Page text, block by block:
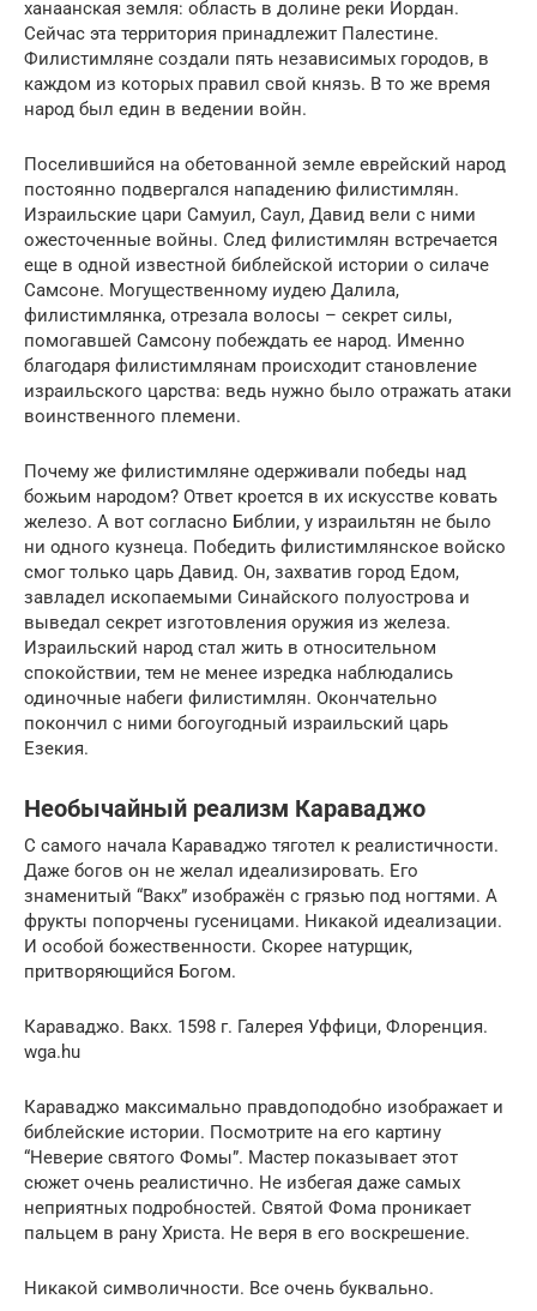
ханаанская земля: область в долине реки Иордан.
Сейчас эта территория принадлежит Палестине.
Филистимляне создали пять независимых городов, в
каждом из которых правил свой князь. В то же время
народ был един в ведении войн.
Поселившийся на обетованной земле еврейский народ
постоянно подвергался нападению филистимлян.
Израильские цари Самуил, Саул, Давид вели с ними
ожесточенные войны. След филистимлян встречается
еще в одной известной библейской истории о силаче
Самсоне. Могущественному иудею Далила,
филистимлянка, отрезала волосы – секрет силы,
помогавшей Самсону побеждать ее народ. Именно
благодаря филистимлянам происходит становление
израильского царства: ведь нужно было отражать атаки
воинственного племени.
Почему же филистимляне одерживали победы над
божьим народом? Ответ кроется в их искусстве ковать
железо. А вот согласно Библии, у израильтян не было
ни одного кузнеца. Победить филистимлянское войско
смог только царь Давид. Он, захватив город Едом,
завладел ископаемыми Синайского полуострова и
выведал секрет изготовления оружия из железа.
Израильский народ стал жить в относительном
спокойствии, тем не менее изредка наблюдались
одиночные набеги филистимлян. Окончательно
покончил с ними богоугодный израильский царь
Езекия.
Необычайный реализм Караваджо
С самого начала Караваджо тяготел к реалистичности.
Даже богов он не желал идеализировать. Его
знаменитый “Вакх” изображён с грязью под ногтями. А
фрукты попорчены гусеницами. Никакой идеализации.
И особой божественности. Скорее натурщик,
притворяющийся Богом.
Караваджо. Вакх. 1598 г. Галерея Уффици, Флоренция.
wga.hu
Караваджо максимально правдоподобно изображает и
библейские истории. Посмотрите на его картину
“Неверие святого Фомы”. Мастер показывает этот
сюжет очень реалистично. Не избегая даже самых
неприятных подробностей. Святой Фома проникает
пальцем в рану Христа. Не веря в его воскрешение.
Никакой символичности. Все очень буквально.